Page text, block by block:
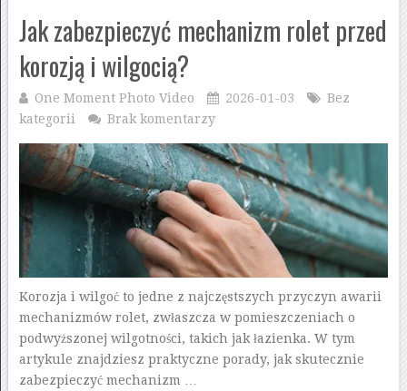
Jak zabezpieczyć mechanizm rolet przed
korozją i wilgocią?
One Moment Photo Video 2026-01-03
Bez
kategorii
Brak komentarzy
Korozja i wilgoć to jedne z najczęstszych przyczyn awarii
mechanizmów rolet, zwłaszcza w pomieszczeniach o
podwyższonej wilgotności, takich jak łazienka. W tym
artykule znajdziesz praktyczne porady, jak skutecznie
zabezpieczyć mechanizm …